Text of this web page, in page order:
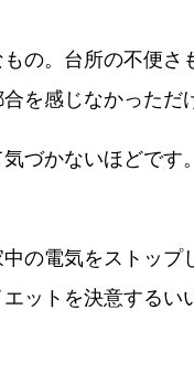
の。台所の不便
を感じなかっただ
づかないほどです
の電気をストッ
ットを決意する